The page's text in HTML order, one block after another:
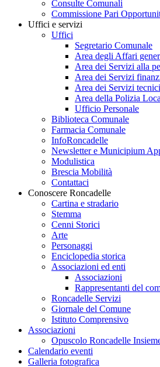
Consulte Comunali
Commissione Pari
Uffici e servizi
Uffici
Segretario Comunale
Area degli Affari
Area dei Servizi alla
Area dei Servizi
Area dei Servizi tecnici
Area della Polizia
Ufficio Personale
Biblioteca Comunale
Farmacia Comunale
InfoRoncadelle
Newsletter e Municipium
Modulistica
Brescia Mobilità
Contattaci
Conoscere Roncadelle
Cartina e stradario
Stemma
Cenni Storici
Arte
Personaggi
Enciclopedia storica
Associazioni ed enti
Associazioni
Rappresentanti del
Roncadelle Servizi
Giornale del Comune
Istituto Comprensivo
Associazioni
Opuscolo Roncadelle
Calendario eventi
Galleria fotografica